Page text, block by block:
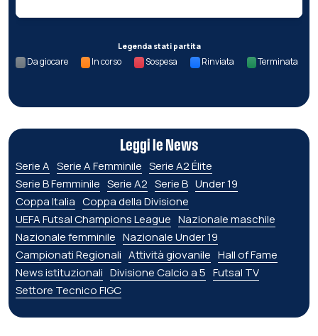
Legenda stati partita
Da giocare In corso Sospesa Rinviata Terminata
Leggi le News
Serie A Serie A Femminile Serie A2 Élite
Serie B Femminile Serie A2 Serie B Under 19
Coppa Italia Coppa della Divisione
UEFA Futsal Champions League Nazionale maschile
Nazionale femminile Nazionale Under 19
Campionati Regionali Attività giovanile Hall of Fame
News istituzionali Divisione Calcio a 5 Futsal TV
Settore Tecnico FIGC